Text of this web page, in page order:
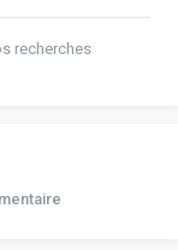
recherches